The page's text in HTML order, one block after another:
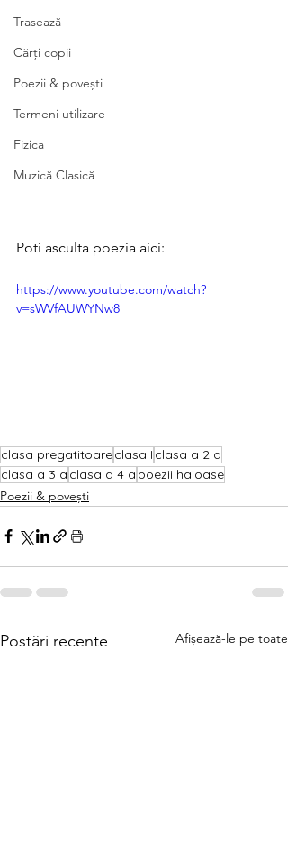
Trasează
Cărți copii
Poezii & povești
Termeni utilizare
Fizica
Muzică Clasică
Poti asculta poezia aici:
https://www.youtube.com/watch?
v=sWVfAUWYNw8
clasa pregatitoareclasa I clasa a 2 a
clasa a 3 a clasa a 4 a poezii haioase
Poezii & povești
Postări recente Afișează-le pe toate